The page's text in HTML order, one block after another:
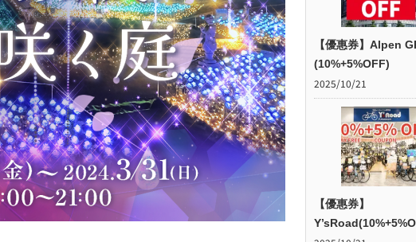
【優惠券】Alpen
(10%+5%OFF)
2025/10/21
【優惠券】